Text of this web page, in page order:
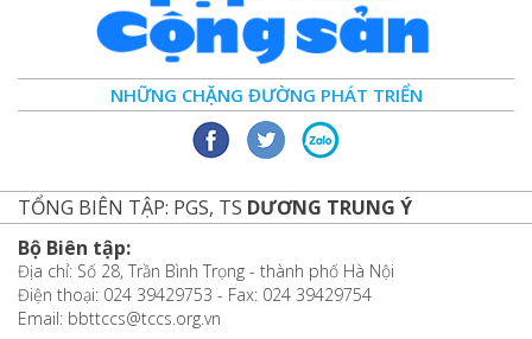
NHỮNG CHẶNG ĐƯỜNG PHÁT TRIỂN
TỔNG BIÊN TẬP: PGS, TS DƯƠNG TRUNG Ý
Bộ Biên tập:
Địa chỉ: Số 28, Trần Bình Trọng - thành phố Hà Nội
Điện thoại: 024 39429753 - Fax: 024 39429754
Email: bbttccs@tccs.org.vn